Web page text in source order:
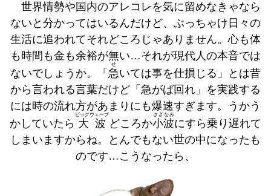
世界情勢や国内のアレコレを気に留めなきゃなら
ないと分かってはいるんだけど、ぶっちゃけ日々の
生活に追われてそれどころじゃありません。心も体
も時間も金も余裕が無い…それが現代人の本音では
ないでしょうか。「 急
せ
いては事を仕損じる」とは昔
から言われる言葉だけど「急がば回れ」を実践する
には時の流れ方があまりにも爆速すぎます。うかう
かしていたら 大波
ビッグウェーブ
どころか小波
さざなみ
にすら乗り遅れて
しまいますからね。とんでもない世の中になったも
のです…こうなったら、